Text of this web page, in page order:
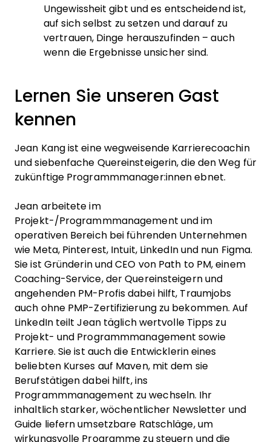
Ungewissheit gibt und es entscheidend ist,
auf sich selbst zu setzen und darauf zu
vertrauen, Dinge herauszufinden – auch
wenn die Ergebnisse unsicher sind.
Lernen Sie unseren Gast
kennen
Jean Kang ist eine wegweisende Karrierecoachin
und siebenfache Quereinsteigerin, die den Weg für
zukünftige Programmmanager:innen ebnet.
Jean arbeitete im
Projekt-/Programmmanagement und im
operativen Bereich bei führenden Unternehmen
wie Meta, Pinterest, Intuit, LinkedIn und nun Figma.
Sie ist Gründerin und CEO von Path to PM, einem
Coaching-Service, der Quereinsteigern und
angehenden PM-Profis dabei hilft, Traumjobs
auch ohne PMP-Zertifizierung zu bekommen. Auf
LinkedIn teilt Jean täglich wertvolle Tipps zu
Projekt- und Programmmanagement sowie
Karriere. Sie ist auch die Entwicklerin eines
beliebten Kurses auf Maven, mit dem sie
Berufstätigen dabei hilft, ins
Programmmanagement zu wechseln. Ihr
inhaltlich starker, wöchentlicher Newsletter und
Guide liefern umsetzbare Ratschläge, um
wirkungsvolle Programme zu steuern und die